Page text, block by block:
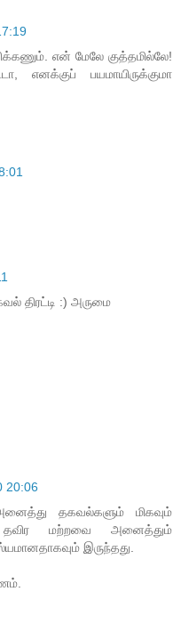
என் மேலே குத்தமில்லே!
எனக்குப் பயமாயிருக்குமா
திரட்டி :) அருமை
20:06
தகவல்களும் மிகவும்
தவிர மற்றவை அனைத்தும்
இருந்தது.